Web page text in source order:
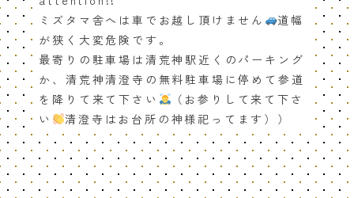
ミズタマ舎へは車でお越し頂けません
道幅
が狭く大変危険です。
最寄りの駐車場は清荒神駅近くのパーキング
か、清荒神清澄寺の無料駐車場に停めて参道
を降りて来て下さい
（お参りして来て下さ
い
清澄寺はお台所の神様祀ってます））